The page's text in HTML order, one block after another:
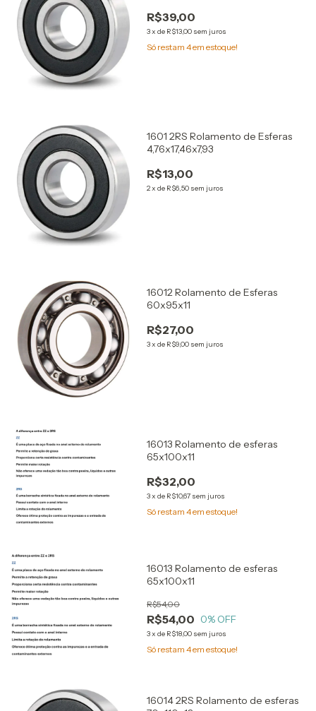
R$39,00
3x de R$13,00 sem juros
Só restam 4em estoque!
1601 2RS Rolamento de Esferas
4,76x17,46x7,93
R$13,00
2x de R$6,50 sem juros
16012 Rolamento de Esferas
60x95x11
R$27,00
3x de R$9,00 sem juros
16013 Rolamento de esferas
65x100x11
R$32,00
3x de R$10,67 sem juros
Só restam 4em estoque!
16013 Rolamento de esferas
65x100x11
R$54,00
R$54,00
0% OFF
3x de R$18,00 sem juros
Só restam 4em estoque!
16014 2RS Rolamento de esferas